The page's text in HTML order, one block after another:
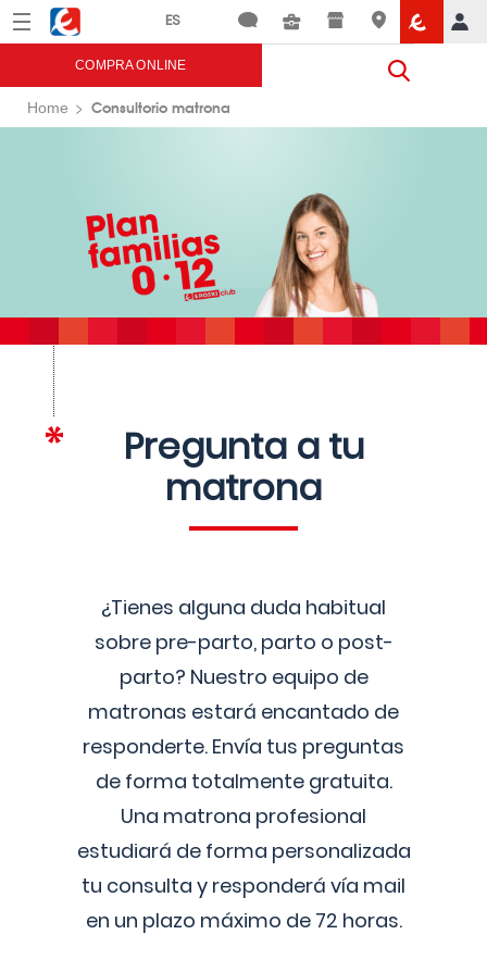
Menú Eroski
COMPRA ONLINE
Home Consultorio matrona
Pregunta a tu
matrona
¿Tienes alguna duda habitual
sobre pre-parto, parto o post-
parto? Nuestro equipo de
matronas estará encantado de
responderte. Envía tus preguntas
de forma totalmente gratuita.
Una matrona profesional
estudiará de forma personalizada
tu consulta y responderá vía mail
en un plazo máximo de 72 horas.